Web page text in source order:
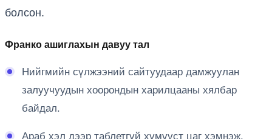
болсон.
Франко ашиглахын давуу тал
Нийгмийн сүлжээний сайтуудаар дамжуулан
залуучуудын хоорондын харилцааны хялбар
байдал.
Араб хэл дээр таблетгүй хүмүүст цаг хэмнэж,